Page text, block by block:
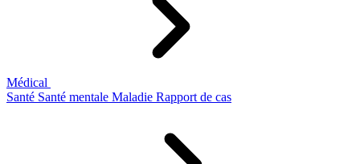
Médical
Santé Santé mentale Maladie Rapport de cas